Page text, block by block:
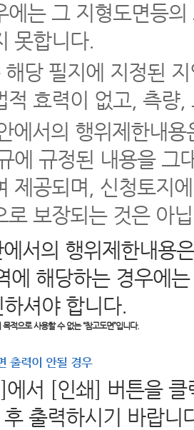
에는 그 지형도면등
못합니다.
당 필지에 지정된
적 효력이 없고, 측량
에서의 행위제한내
에 규정된 내용을 그
제공되며, 신청토지
로 보장되는 것은 아
에서의 행위제한내용
에 해당하는 경우에
셔야 합니다.
목적으로 사용할 수 없는 “참고도면”입니다.
출력이 안될 경우
에서 [인쇄] 버튼을
출력하시기 바랍니